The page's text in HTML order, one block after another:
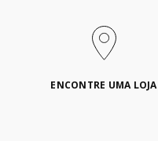
ENCONTRE UMA LOJA